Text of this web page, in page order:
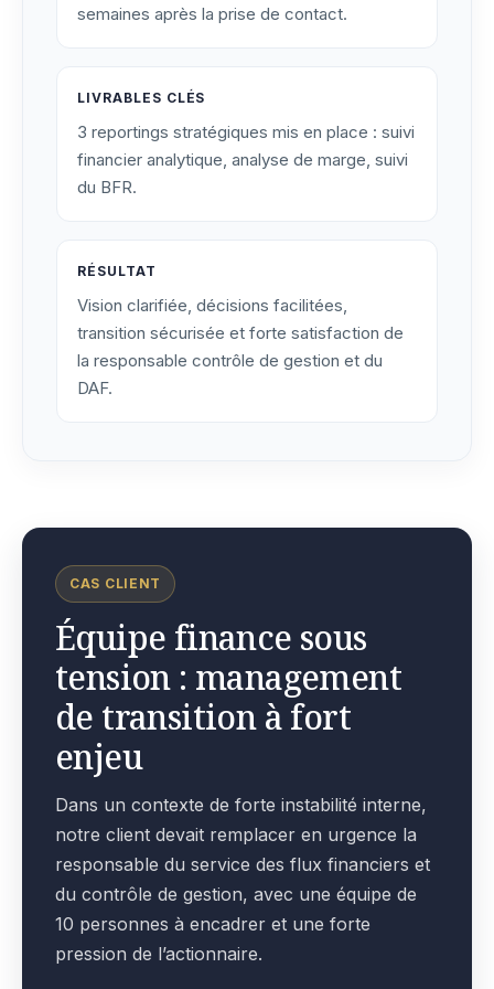
semaines après la prise de contact.
LIVRABLES CLÉS
3 reportings stratégiques mis en place : suivi
financier analytique, analyse de marge, suivi
du BFR.
RÉSULTAT
Vision clarifiée, décisions facilitées,
transition sécurisée et forte satisfaction de
la responsable contrôle de gestion et du
DAF.
CAS CLIENT
Équipe finance sous
tension : management
de transition à fort
enjeu
Dans un contexte de forte instabilité interne,
notre client devait remplacer en urgence la
responsable du service des flux financiers et
du contrôle de gestion, avec une équipe de
10 personnes à encadrer et une forte
pression de l’actionnaire.